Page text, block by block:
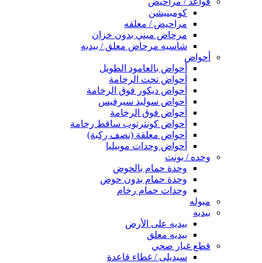
كومبنيشن
مراحيض / معلقه
مرحاض ميني بدون خزان
شاسيه مرحاض معلق / بيديه
أحواض
أحواض بالعامود الطويل
أحواض تحت الرخامة
أحواض ديكور فوق الرخامة
أحواض سوليد سيرفيس
أحواض فوق الرخامة
أحواض كونترتوب ساقط رخامة
أحواض معلقة (نصف ركبة)
أحواض وحدات موبيليا
وحده / يونت
وحدة حمام بالحوض
وحدة حمام بدون حوض
وحدات حمام رخام
مبوله
بيديه
بيديه على الأرض
بيديه معلق
قطع غيار صحي
سيديلى / غطاء قاعدة